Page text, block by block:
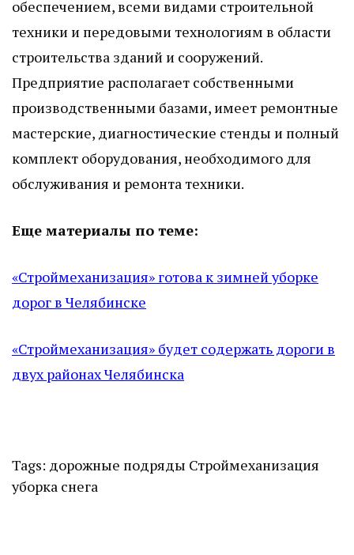
обеспечением, всеми видами строительной
техники и передовыми технологиям в области
строительства зданий и сооружений.
Предприятие располагает собственными
производственными базами, имеет ремонтные
мастерские, диагностические стенды и полный
комплект оборудования, необходимого для
обслуживания и ремонта техники.
Еще материалы по теме:
«Строймеханизация» готова к зимней уборке
дорог в Челябинске
«Строймеханизация» будет содержать дороги в
двух районах Челябинска
Tags: дорожные подряды Строймеханизация
уборка снега